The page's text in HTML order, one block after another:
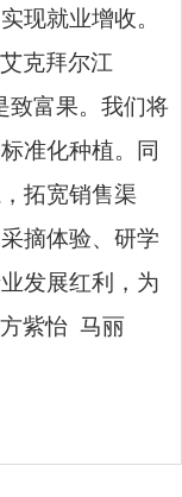
现就业增收。
克拜尔江
致富果。我们将
准化种植。同
拓宽销售渠
摘体验、研学
发展红利，为
紫怡 马丽